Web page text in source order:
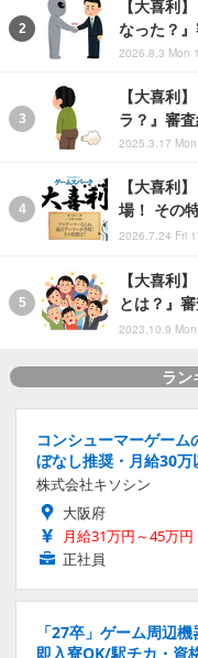
【大喜利
なった？』
2026.8.3 Mon
【大喜利
ラ？』審査
2025.3.17
【大喜利
場！ その
2026.7.24 Fri
【大喜利
とは？』
2023.10.9
ラン
コンシューマーゲー
ぼなし推奨・月給30
株式会社キソシン
大阪府
月給31万円～45万円
正社員
「27卒」ゲーム周辺
即入寮OK/駅チカ・資